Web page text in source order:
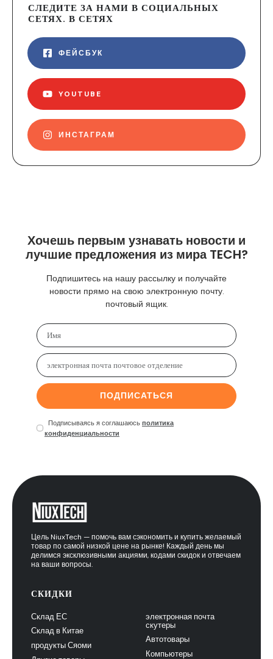
СЛЕДИТЕ ЗА НАМИ В СОЦИАЛЬНЫХ
СЕТЯХ. В СЕТЯХ
ФЕЙСБУК
YOUTUBE
ИНСТАГРАМ
Хочешь первым узнавать новости и
лучшие предложения из мира TECH?
Подпишитесь на нашу рассылку и получайте
новости прямо на свою электронную почту.
почтовый ящик.
ПОДПИСАТЬСЯ
Подписываясь я соглашаюсь политика
конфиденциальности
Цель NiuxTech — помочь вам сэкономить и купить желаемый
товар по самой низкой цене на рынке! Каждый день мы
делимся эксклюзивными акциями, кодами скидок и отвечаем
на ваши вопросы.
СКИДКИ
Склад ЕС
Склад в Китае
продукты Сяоми
электронная почта
скутеры
Автотовары
Компьютеры